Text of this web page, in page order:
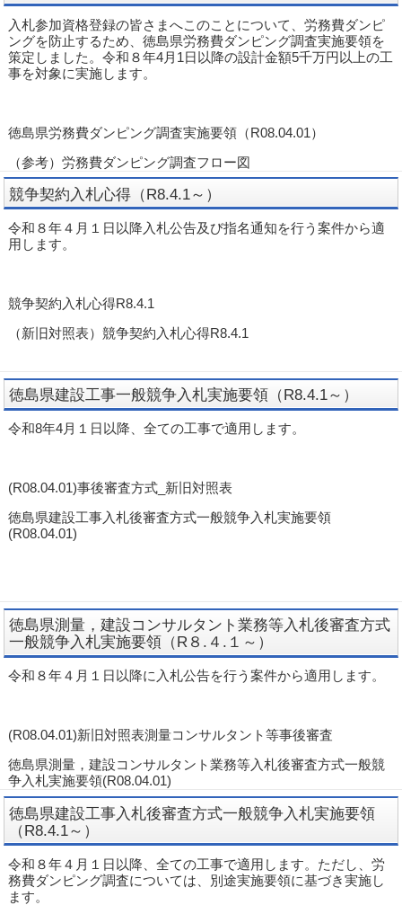
入札参加資格登録の皆さまへこのことについて、労務費ダンピ
ングを防止するため、徳島県労務費ダンピング調査実施要領を
策定しました。令和８年4月1日以降の設計金額5千万円以上の工
事を対象に実施します。
徳島県労務費ダンピング調査実施要領（R08.04.01）
（参考）労務費ダンピング調査フロー図
競争契約入札心得（R8.4.1～）
令和８年４月１日以降入札公告及び指名通知を行う案件から適
用します。
競争契約入札心得R8.4.1
（新旧対照表）競争契約入札心得R8.4.1
徳島県建設工事一般競争入札実施要領（R8.4.1～）
令和8年4月１日以降、全ての工事で適用します。
(R08.04.01)事後審査方式_新旧対照表
徳島県建設工事入札後審査方式一般競争入札実施要領
(R08.04.01)
徳島県測量，建設コンサルタント業務等入札後審査方式
一般競争入札実施要領（R８.４.１～）
令和８年４月１日以降に入札公告を行う案件から適用します。
(R08.04.01)新旧対照表測量コンサルタント等事後審査
徳島県測量，建設コンサルタント業務等入札後審査方式一般競
争入札実施要領(R08.04.01)
徳島県建設工事入札後審査方式一般競争入札実施要領
（R8.4.1～）
令和８年４月１日以降、全ての工事で適用します。ただし、労
務費ダンピング調査については、別途実施要領に基づき実施し
ます。